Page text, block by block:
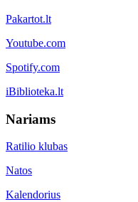
Pakartot.lt
Youtube.com
Spotify.com
iBiblioteka.lt
Nariams
Ratilio klubas
Natos
Kalendorius